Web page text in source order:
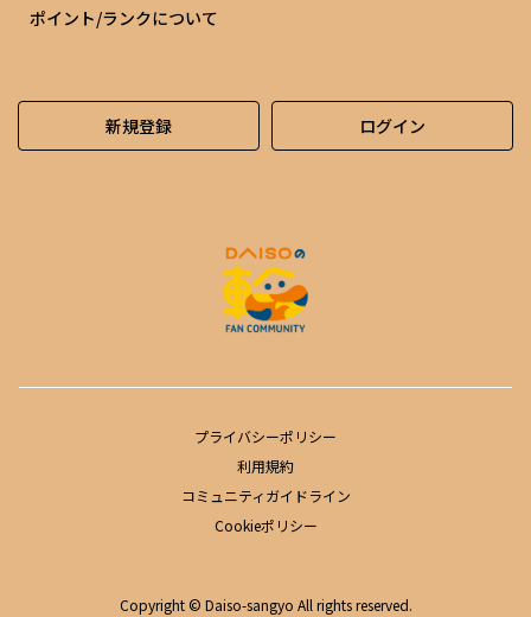
ポイント/ランクについて
新規登録 ログイン
プライバシーポリシー
利用規約
コミュニティガイドライン
Cookieポリシー
Copyright © Daiso-sangyo All rights reserved.